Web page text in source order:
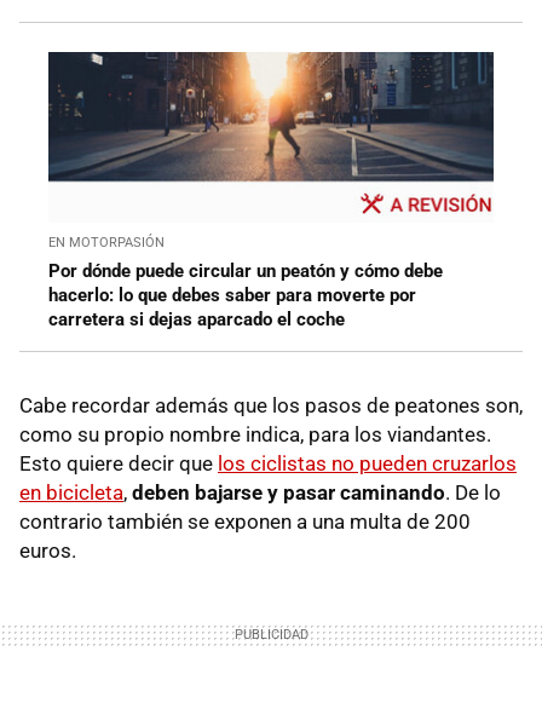
EN MOTORPASIÓN
Por dónde puede circular un peatón y cómo debe
hacerlo: lo que debes saber para moverte por
carretera si dejas aparcado el coche
Cabe recordar además que los pasos de peatones son,
como su propio nombre indica, para los viandantes.
Esto quiere decir que los ciclistas no pueden cruzarlos
en bicicleta, deben bajarse y pasar caminando. De lo
contrario también se exponen a una multa de 200
euros.